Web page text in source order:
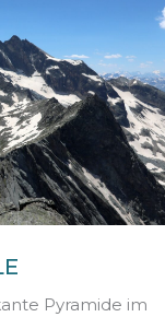
Pyramide im